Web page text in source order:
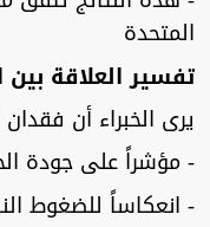
المتحدة
تفسير العلاقة
يرى الخبراء أن
- مؤشراً على جودة
- انعكاساً للضغوط